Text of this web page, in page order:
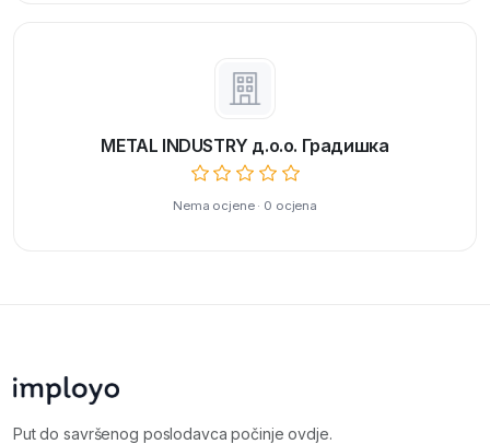
METAL INDUSTRY д.о.о. Градишка
Nema ocjene · 0 ocjena
Put do savršenog poslodavca počinje ovdje.